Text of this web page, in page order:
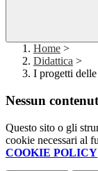
Home >
Didattica >
I progetti delle
Nessun
Questo sito o gli
cookie necessari al
COOKIE POLICY